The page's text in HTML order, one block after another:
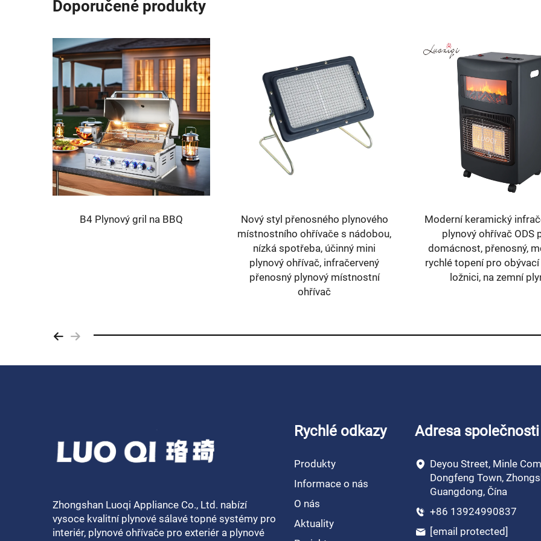
Doporučené produkty
LQ-B801-4-S Venkovní kuchyně
LQ-B9 Venkovní kuchyň - Hlavní
hořák
B4 Plynový gril na
Zhongshan Luoqi Appliance Co., Ltd. nabízí
vysoce kvalitní plynové sálavé topné systémy pro
interiér, plynové ohřívače pro exteriér a plynové
Rychlé odkazy
Produkty
Informace o nás
O nás
Aktuality
Adresa společnosti
Deyou Street, Minle
Dongfeng Town,
Guangdong, Čína
+86 13924990837
[email protected]